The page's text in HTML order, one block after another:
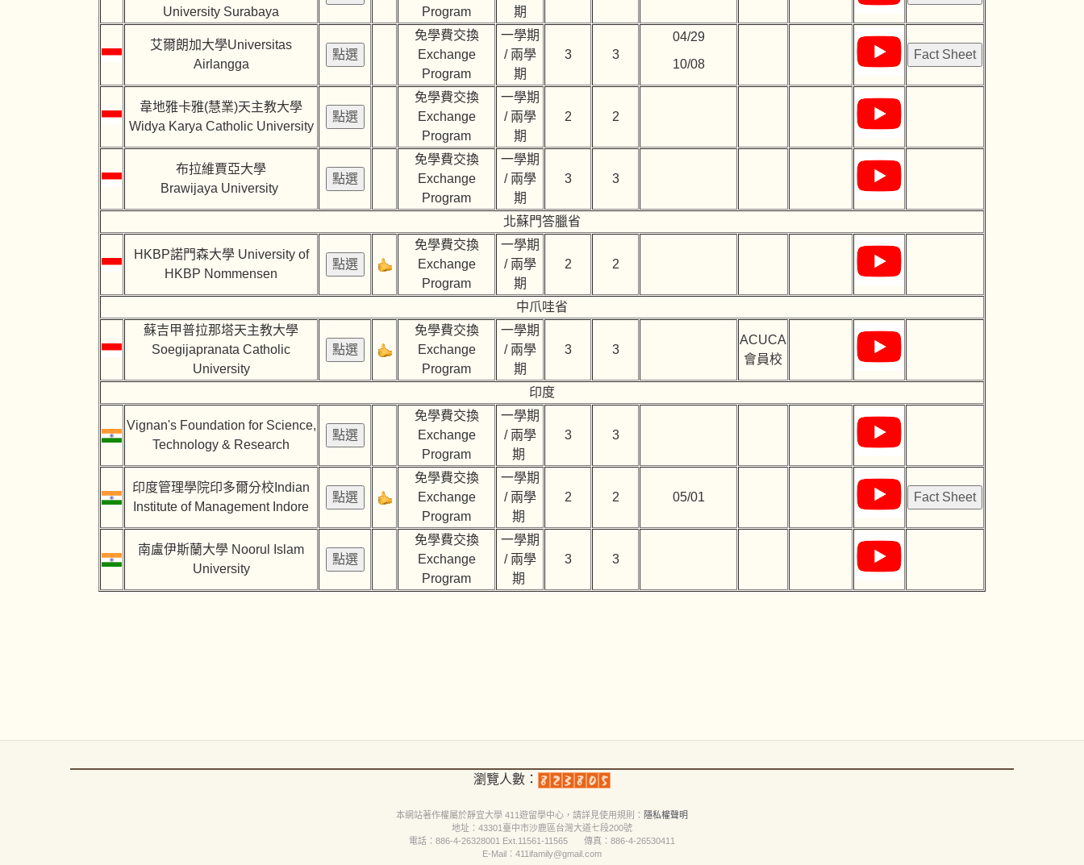
University Surabaya
Program
期
艾爾朗加大學Universitas
Airlangga
免學費交換
Exchange
Program
一學期
/ 兩學
期
3 3
04/29
10/08
韋地雅卡雅(慧業)天主教大學
Widya Karya Catholic University
免學費交換
Exchange
Program
一學期
/ 兩學
期
2 2
布拉維賈亞大學
Brawijaya University
免學費交換
Exchange
Program
一學期
/ 兩學
期
3 3
北蘇門答臘省
HKBP諾門森大學 University of
HKBP Nommensen
免學費交換
Exchange
Program
一學期
/ 兩學
期
2 2
中爪哇省
蘇吉甲普拉那塔天主教大學
Soegijapranata Catholic
University
免學費交換
Exchange
Program
一學期
/ 兩學
期
3 3
ACUCA
會員校
印度
Vignan's Foundation for Science,
Technology & Research
免學費交換
Exchange
Program
一學期
/ 兩學
期
3 3
印度管理學院印多爾分校Indian
Institute of Management Indore
免學費交換
Exchange
Program
一學期
/ 兩學
期
2 2 05/01
南盧伊斯蘭大學 Noorul Islam
University
免學費交換
Exchange
Program
一學期
/ 兩學
期
3 3
瀏覽人數：
本網站著作權屬於靜宜大學 411遊留學中心，請詳見使用規則 ： 隱私權聲明
地址：43301臺中市沙鹿區台灣大道七段200號
電話：886-4-26328001 Ext.11561-11565 傳真：886-4-26530411
E-Mail：411ifamily@gmail.com